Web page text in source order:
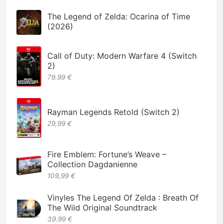
The Legend of Zelda: Ocarina of Time
(2026)
Call of Duty: Modern Warfare 4 (Switch
2)
79.99 €
Rayman Legends Retold (Switch 2)
29,99 €
Fire Emblem: Fortune’s Weave –
Collection Dagdanienne
109,99 €
Vinyles The Legend Of Zelda : Breath Of
The Wild Original Soundtrack
39.99 €